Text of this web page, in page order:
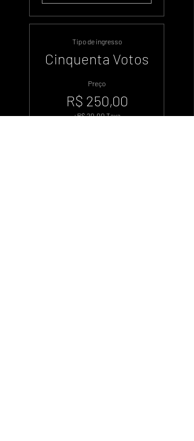
Tipo de ingresso
Cinquenta Votos
Preço
R$ 250,00
+R$ 20,00 Taxa